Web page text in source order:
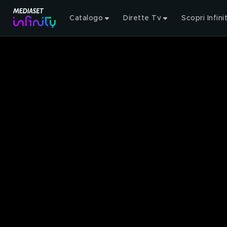
Catalogo Dirette Tv Scopri